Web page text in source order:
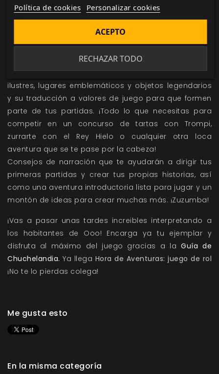
Cartas de estado para reflejar las disparatadas
situaciones que les ocurren a los personajes y agilizar
el juego: ¿congelado? ¿enamorado? ¿de bajona?
¿mente caca? ¡Casi cualquier cosa que le pase a tu
personaje tiene una carta de estado!
Una completa guía de Ooo con sus habitantes más
ilustres, lugares emblemáticos y objetos legendarios
y su traducción a valores de juego para que formen
parte de tus partidas. ¡Todo lo que necesitas para
competir en un concurso de tartas con Trompi,
zurrarte con el Rey Hielo o cualquier otra loca
aventura que se te pase por la cabeza!
Consejos de narración que te ayudarán a dirigir tus
primeras partidas y crear tus propias historias, así
como una aventura introductoria lista para jugar y un
montón de ideas para crear muchas más. ¡Zuzumba!
¡Vas a pasar unas tardes increibles interpretando a
los habitantes de Ooo! Encarga ya tu ejemplar y
disfruta al máximo del juego gracias a laGuía de
Chuchelandia. Ya llega Hora de Aventuras: juego de rol
¡No te lo pierdas colega!
Me gusta esto
En la misma categoría
Política de cookies Personalizar cookies
RECHAZAR TODO
ACEPTO